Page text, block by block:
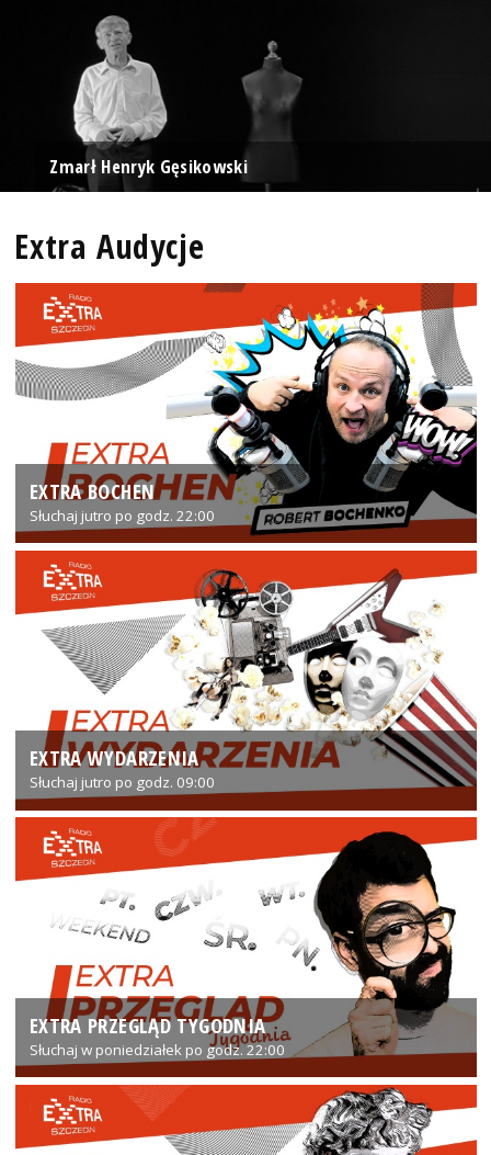
Zmarł Henryk Gęsikowski
Extra Audycje
EXTRA BOCHEN
Słuchaj jutro po godz. 22:00
EXTRA WYDARZENIA
Słuchaj jutro po godz. 09:00
EXTRA PRZEGLĄD TYGODNIA
Słuchaj w poniedziałek po godz. 22:00